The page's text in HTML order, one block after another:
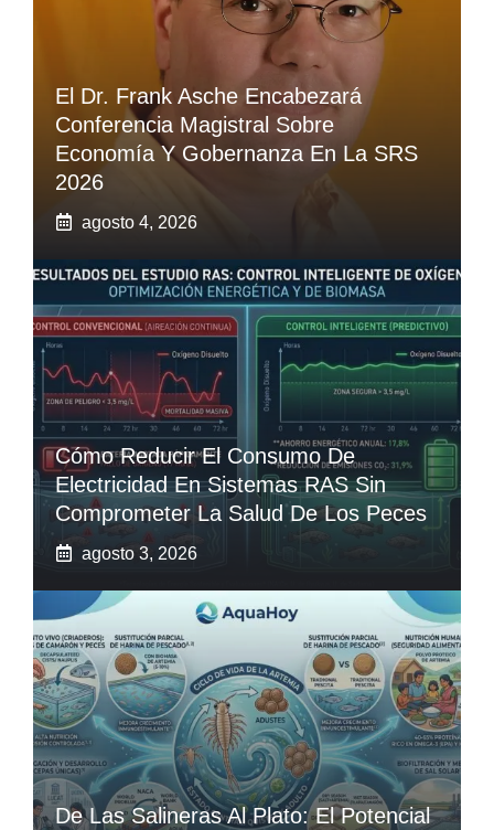
El Dr. Frank Asche Encabezará
Conferencia Magistral Sobre
Economía Y Gobernanza En La SRS
2026
agosto 4, 2026
Cómo Reducir El Consumo De
Electricidad En Sistemas RAS Sin
Comprometer La Salud De Los Peces
agosto 3, 2026
De Las Salineras Al Plato: El Potencial